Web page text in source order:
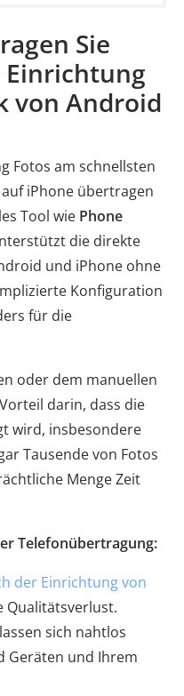
Sie
Einrichtung
von Android
Fotos am schnellsten
iPhone übertragen
Tool wie Phone
die direkte
und iPhone ohne
Konfiguration
für die
oder dem manuellen
darin, dass die
wird, insbesondere
Tausende von Fotos
Menge Zeit
Telefonübertragung:
der Einrichtung von
Qualitätsverlust.
sich nahtlos
Geräten und Ihrem